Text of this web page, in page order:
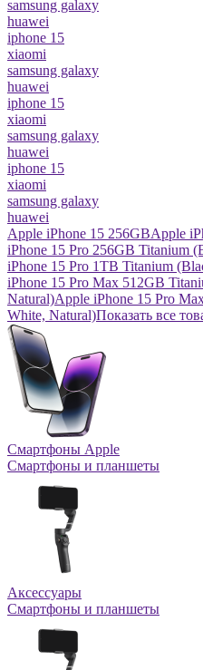
samsung galaxy
huawei
iphone 15
xiaomi
samsung galaxy
huawei
iphone 15
xiaomi
samsung galaxy
huawei
iphone 15
xiaomi
samsung galaxy
huawei
Apple iPhone 15 256GBApple
iPhone 15 Pro 256GB Titanium
iPhone 15 Pro 1TB Titanium
iPhone 15 Pro Max 512GB
Natural)Apple iPhone 15 Pro
White, Natural)Показать все
Смартфоны Apple
Смартфоны и планшеты
Аксессуары
Смартфоны и планшеты